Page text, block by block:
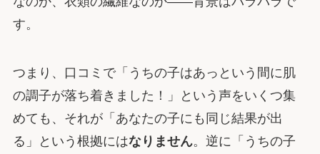
す。
つまり、口コミで「うちの子はあっという間に肌
の調子が落ち着きました！」という声をいくつ集
めても、それが「あなたの子にも同じ結果が出
る」という根拠にはなりません。逆に「うちの子